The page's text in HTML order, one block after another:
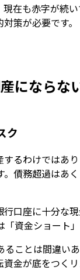
在も赤字が続
策が必要です。
にならな
ク
るわけではあ
債務超過はあ
口座に十分な
資金ショート
ことは間違い
金が底をつく